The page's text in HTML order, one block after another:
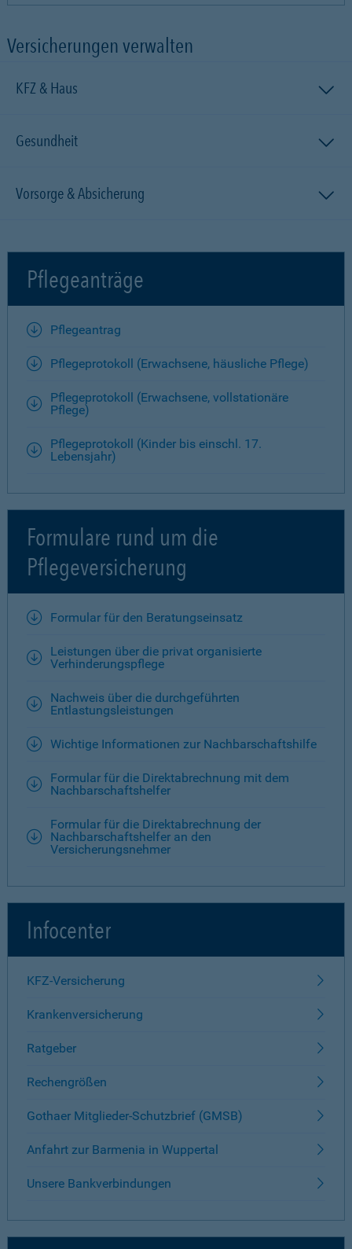
Versicherungen verwalten
KFZ & Haus
Gesundheit
Vorsorge & Absicherung
Pflegeanträge
Pflegeantrag
Pflegeprotokoll (Erwachsene, häusliche Pflege)
Pflegeprotokoll (Erwachsene, vollstationäre
Pflege)
Pflegeprotokoll (Kinder bis einschl. 17.
Lebensjahr)
Formulare rund um die
Pflegeversicherung
Formular für den Beratungseinsatz
Leistungen über die privat organisierte
Verhinderungspflege
Nachweis über die durchgeführten
Entlastungsleistungen
Wichtige Informationen zur Nachbarschaftshilfe
Formular für die Direktabrechnung mit dem
Nachbarschaftshelfer
Formular für die Direktabrechnung der
Nachbarschaftshelfer an den
Versicherungsnehmer
Infocenter
KFZ-Versicherung
Krankenversicherung
Ratgeber
Rechengrößen
Gothaer Mitglieder-Schutzbrief (GMSB)
Anfahrt zur Barmenia in Wuppertal
Unsere Bankverbindungen